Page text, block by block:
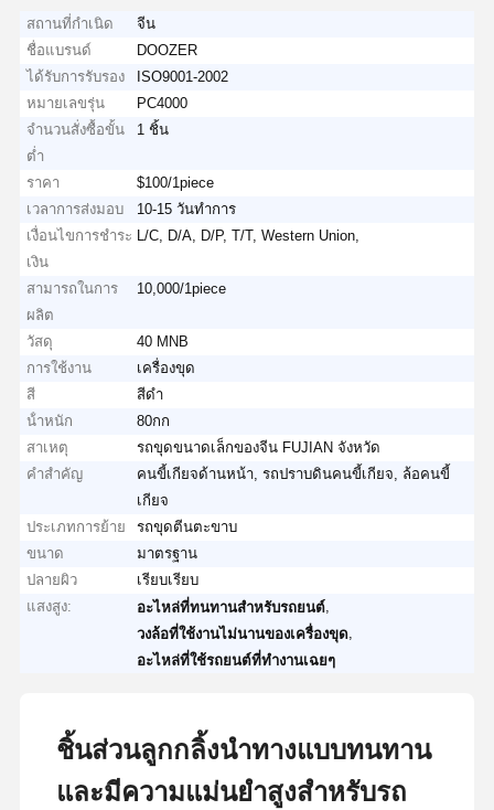
สถานที่กำเนิด
จีน
ชื่อแบรนด์
DOOZER
ได้รับการรับรอง
ISO9001-2002
หมายเลขรุ่น
PC4000
จำนวนสั่งซื้อขั้น
ต่ำ
1 ชิ้น
ราคา
$100/1piece
เวลาการส่งมอบ
10-15 วันทำการ
เงื่อนไขการชำระ
เงิน
L/C, D/A, D/P, T/T, Western Union,
สามารถในการ
ผลิต
10,000/1piece
วัสดุ
40 MNB
การใช้งาน
เครื่องขุด
สี
สีดำ
น้ําหนัก
80กก
สาเหตุ
รถขุดขนาดเล็กของจีน FUJIAN จังหวัด
คำสำคัญ
คนขี้เกียจด้านหน้า, รถปราบดินคนขี้เกียจ, ล้อคนขี้
เกียจ
ประเภทการย้าย
รถขุดตีนตะขาบ
ขนาด
มาตรฐาน
ปลายผิว
เรียบเรียบ
แสงสูง:
อะไหล่ที่ทนทานสําหรับรถยนต์
วงล้อที่ใช้งานไม่นานของเครื่องขุด
อะไหล่ที่ใช้รถยนต์ที่ทํางานเฉยๆ
ชิ้นส่วนลูกกลิ้งนำทางแบบทนทาน
และมีความแม่นยำสูงสำหรับรถ